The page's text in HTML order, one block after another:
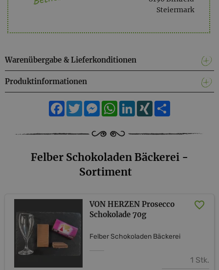
Steiermark
Warenübergabe & Lieferkonditionen
Produktinformationen
Facebook
TwitterMessengerWhatsApp
LinkedIn
XING
Felber Schokoladen Bäckerei -
Sortiment
VON HERZEN Prosecco
Schokolade 70g
Felber Schokoladen Bäckerei
1 Stk.